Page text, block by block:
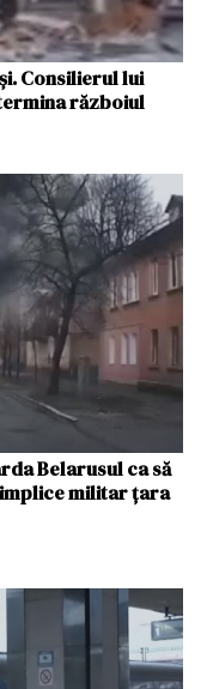
Consilierul lui
războiul
Belarusul ca să
implice militar țara